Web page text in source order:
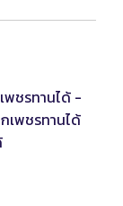
พชรทานได้ -
เพชรทานได้